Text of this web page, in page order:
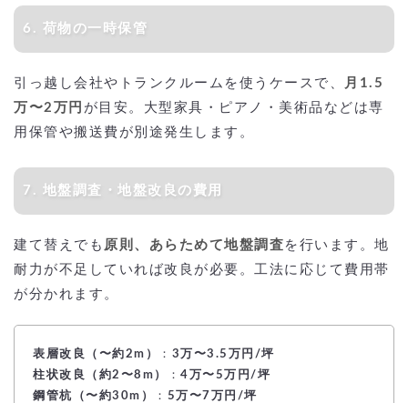
6. 荷物の一時保管
引っ越し会社やトランクルームを使うケースで、
月1.5
万〜2万円 が目安。大型家具・ピアノ・美術品などは専
用保管や搬送費が別途発生します。
7. 地盤調査・地盤改良の費用
建て替えでも 原則、あらためて地盤調査 を行います。地
耐力が不足していれば改良が必要。工法に応じて費用帯
が分かれます。
表層改良（〜約2m） ： 3万〜3.5万円/坪
柱状改良（約2〜8m）
： 4万〜5万円/坪
鋼管杭（〜約30m）
： 5万〜7万円/坪